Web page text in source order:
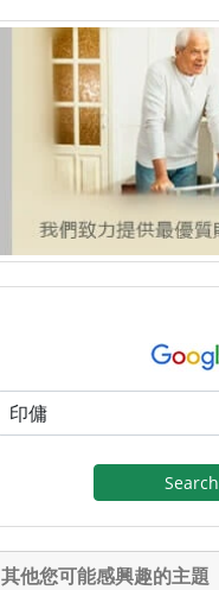
Search
其他您可能感興趣的主題